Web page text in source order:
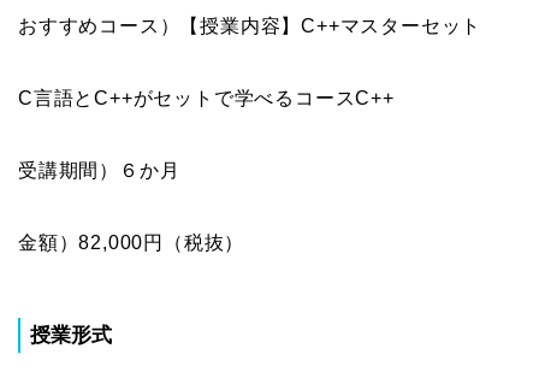
おすすめコース）【授業内容】C++マスターセット
C言語とC++がセットで学べるコースC++
受講期間）６か月
金額）82,000円（税抜）
授業形式